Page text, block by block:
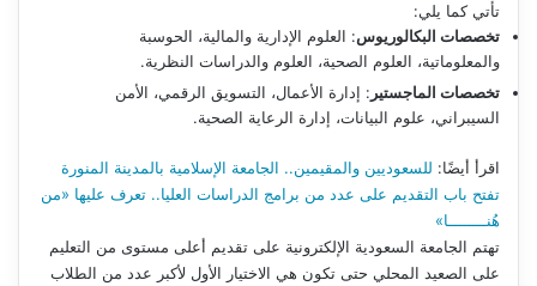
تأتي كما يلي:
تخصصات البكالوريوس: العلوم الإدارية والمالية، الحوسبة
والمعلوماتية، العلوم الصحية، العلوم والدراسات النظرية.
تخصصات الماجستير : إدارة الأعمال، التسويق الرقمي، الأمن
السيبراني، علوم البيانات، إدارة الرعاية الصحية.
اقرأ أيضًا: للسعوديين والمقيمين.. الجامعة الإسلامية بالمدينة المنورة
تفتح باب التقديم على عدد من برامج الدراسات العليا.. تعرف عليها «من
هُنــــــــا»
تهتم الجامعة السعودية الإلكترونية على تقديم أعلى مستوى من التعليم
على الصعيد المحلي حتى تكون هي الاختيار الأول لأكبر عدد من الطلاب